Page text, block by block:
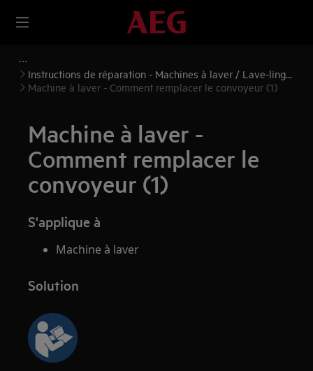
Instructions de réparation - Machines à laver / Lave-linge
séchants
Machine à laver - Comment remplacer le convoyeur (1)
Machine à laver -
Comment remplacer le
convoyeur (1)
S'applique à
Machine à laver
Solution